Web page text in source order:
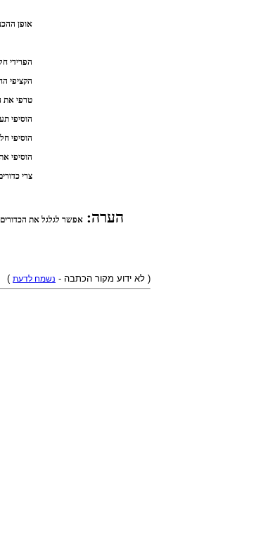
אופן
הפרידי
הקציפי
טרפי את
הוסיפי תערובת 1
הוסיפי
הוסיפי
צרי
הערה: אפשר לגלגל את
( לא ידוע מקור הכתבה - נשמח לדעת )